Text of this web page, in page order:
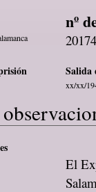
nº
20174
Salida
xx/xx/
El